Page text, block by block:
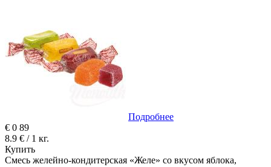
Подробнее
€ 0 89
8.9 € / 1 кг.
Купить
Смесь желейно-кондитерская «Желе» со вкусом яблока,